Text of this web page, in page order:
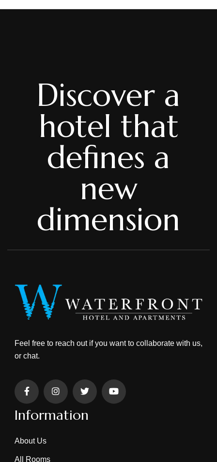
Discover a
hotel that
defines a
new
dimension
Feel free to reach out if you want to collaborate with us,
or chat.
Information
About Us
All Rooms